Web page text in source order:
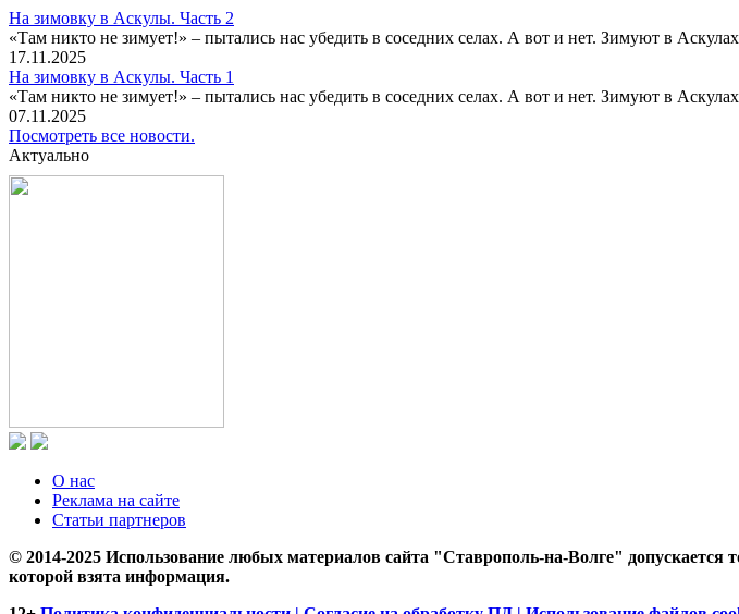
На зимовку в Аскулы. Часть 2
«Там никто не зимует!» – пытались нас убедить в соседних селах. А вот и нет. Зимуют в
17.11.2025
На зимовку в Аскулы. Часть 1
«Там никто не зимует!» – пытались нас убедить в соседних селах. А вот и нет. Зимуют в
07.11.2025
Посмотреть все новости.
Актуально
О нас
Реклама на сайте
Статьи партнеров
© 2014-2025 Использование любых материалов сайта "Ставрополь-на-Волге" допускается
которой взята информация.